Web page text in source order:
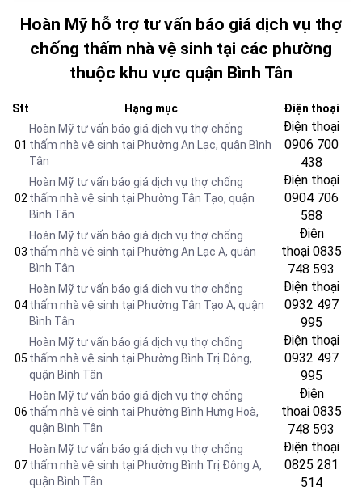
Hoàn Mỹ hỗ trợ tư vấn báo giá dịch vụ thợ
chống thấm nhà vệ sinh tại các phường
thuộc khu vực quận Bình Tân
Stt Hạng mục Điện thoại
01
Hoàn Mỹ tư vấn báo giá dịch vụ thợ chống
thấm nhà vệ sinh tại Phường An Lạc, quận Bình
Tân
Điện thoại
0906 700
438
02
Hoàn Mỹ tư vấn báo giá dịch vụ thợ chống
thấm nhà vệ sinh tại Phường Tân Tạo, quận
Bình Tân
Điện thoại
0904 706
588
03
Hoàn Mỹ tư vấn báo giá dịch vụ thợ chống
thấm nhà vệ sinh tại Phường An Lạc A, quận
Bình Tân
Điện
thoại0835
748 593
04
Hoàn Mỹ tư vấn báo giá dịch vụ thợ chống
thấm nhà vệ sinh tại Phường Tân Tạo A, quận
Bình Tân
Điện thoại
0932 497
995
05
Hoàn Mỹ tư vấn báo giá dịch vụ thợ chống
thấm nhà vệ sinh tại Phường Bình Trị Đông,
quận Bình Tân
Điện thoại
0932 497
995
06
Hoàn Mỹ tư vấn báo giá dịch vụ thợ chống
thấm nhà vệ sinh tại Phường Bình Hưng Hoà,
quận Bình Tân
Điện
thoại0835
748 593
07
Hoàn Mỹ tư vấn báo giá dịch vụ thợ chống
thấm nhà vệ sinh tại Phường Bình Trị Đông A,
quận Bình Tân
Điện thoại
0825 281
514